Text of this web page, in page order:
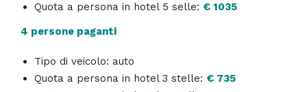
Quota a persona in hotel 5 selle: € 1035
4 persone paganti
Tipo di veicolo: auto
Quota a persona in hotel 3 stelle: € 735